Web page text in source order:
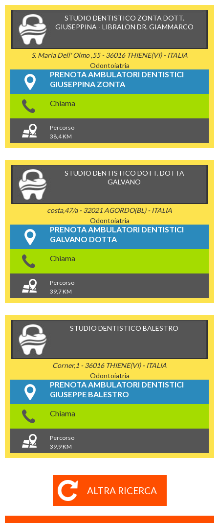
STUDIO DENTISTICO ZONTA DOTT.
GIUSEPPINA - LIBRALON DR. GIAMMARCO
S. Maria Dell' Olmo ,55 - 36016 THIENE(VI) - ITALIA
Odontoiatria
PRENOTA AMBULATORI DENTISTICI
GIUSEPPINA ZONTA
Chiama
Percorso
38,4 KM
STUDIO DENTISTICO DOTT. DOTTA
GALVANO
costa,47/a - 32021 AGORDO(BL) - ITALIA
Odontoiatria
PRENOTA AMBULATORI DENTISTICI
GALVANO DOTTA
Chiama
Percorso
39,7 KM
STUDIO DENTISTICO BALESTRO
Corner,1 - 36016 THIENE(VI) - ITALIA
Odontoiatria
PRENOTA AMBULATORI DENTISTICI
GIUSEPPE BALESTRO
Chiama
Percorso
39,9 KM
ALTRA RICERCA